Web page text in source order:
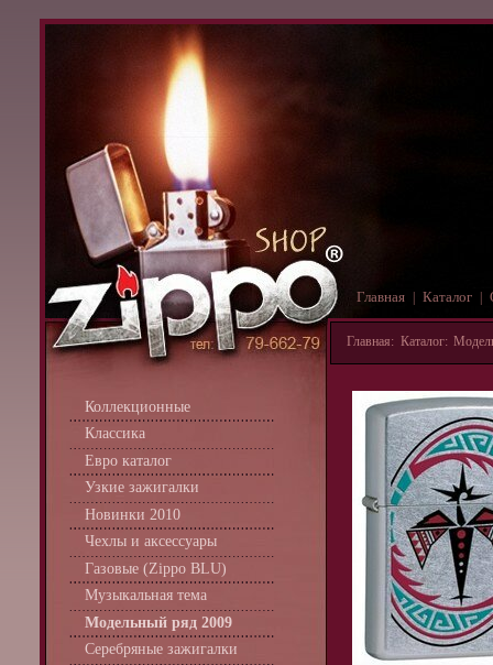
Главная Каталог
Коллекционные
Классика
Евро каталог
Узкие зажигалки
Новинки 2010
Чехлы и аксессуары
Газовые (Zippo BLU)
Музыкальная тема
Модельный ряд 2009
Серебряные зажигалки
Главная: Каталог: